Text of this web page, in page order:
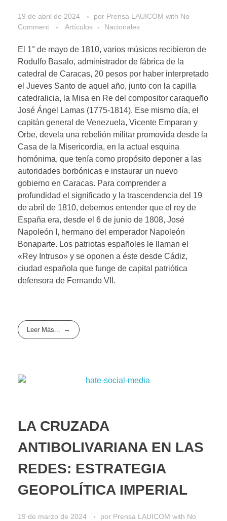
19 de abril de 2024 por Prensa LAUICOM with No
Comment
Artículos Nacionales
El 1° de mayo de 1810, varios músicos recibieron de
Rodulfo Basalo, administrador de fábrica de la
catedral de Caracas, 20 pesos por haber interpretado
el Jueves Santo de aquel año, junto con la capilla
catedralicia, la Misa en Re del compositor caraqueño
José Ángel Lamas (1775-1814). Ese mismo día, el
capitán general de Venezuela, Vicente Emparan y
Orbe, devela una rebelión militar promovida desde la
Casa de la Misericordia, en la actual esquina
homónima, que tenía como propósito deponer a las
autoridades borbónicas e instaurar un nuevo
gobierno en Caracas. Para comprender a
profundidad el significado y la trascendencia del 19
de abril de 1810, debemos entender que el rey de
España era, desde el 6 de junio de 1808, José
Napoleón I, hermano del emperador Napoleón
Bonaparte. Los patriotas españoles le llaman el
«Rey Intruso» y se oponen a éste desde Cádiz,
ciudad española que funge de capital patriótica
defensora de Fernando VII.
Leer Más...
LA CRUZADA
ANTIBOLIVARIANA EN LAS
REDES: ESTRATEGIA
GEOPOLÍTICA IMPERIAL
19 de marzo de 2024 por Prensa LAUICOM with No